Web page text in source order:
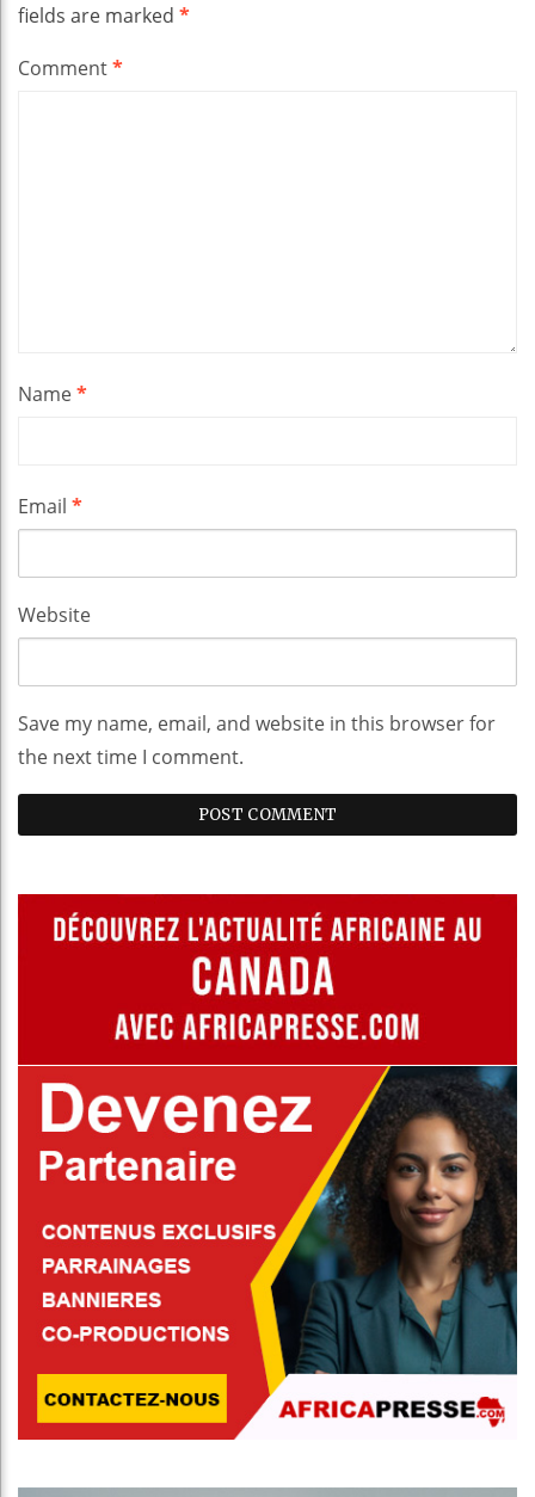
fields are marked *
Comment*
Name*
Email *
Website
Save my name, email, and website in this browser for
the next time I comment.